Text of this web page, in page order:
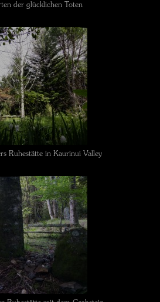
der glücklichen Toten
Ruhestätte in Kaurinui Valley